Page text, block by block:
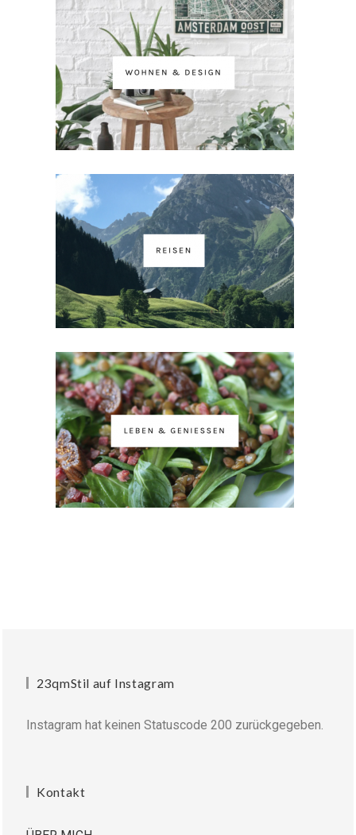
23qmStil auf Instagram
Instagram hat keinen Statuscode 200 zurückgegeben.
Kontakt